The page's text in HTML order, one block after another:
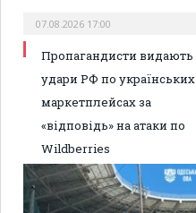
07.08.2026 17:00
Пропагандисти видають
удари РФ по українських
маркетплейсах за
«відповідь» на атаки по
Wildberries